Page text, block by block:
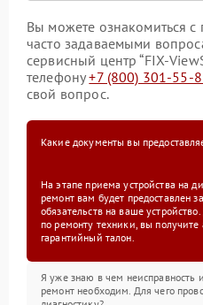
Вы можете ознакомиться
часто задаваемыми
сервисный центр “FIX-
телефону+7 (800) 301-55-
свой вопрос.
Какие документы вы
На этапе приема устройства на
ремонт вам будет предоставлен
обязательств на ваше
по ремонту техники, вы
гарантийный талон.
Я уже знаю в чем неисправность
ремонт необходим. Для чего